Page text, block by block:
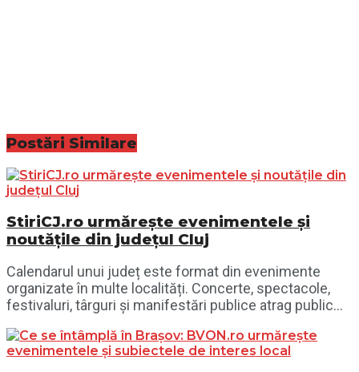
Postări Similare
StiriCJ.ro urmărește evenimentele și
noutățile din județul Cluj
Calendarul unui județ este format din evenimente
organizate în multe localități. Concerte, spectacole,
festivaluri, târguri și manifestări publice atrag public...